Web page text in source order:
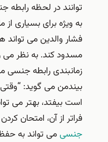
توانند در لحظه رابطه
به ویژه برای بسیاری از
فشار والدین می تواند
مسدود کند. به نظر
زمانبندی رابطه
بیندمن می گوید: “وقتی
است بیفتد، بهتر می
فراتر از آن، امتحان
جنسی می تواند به